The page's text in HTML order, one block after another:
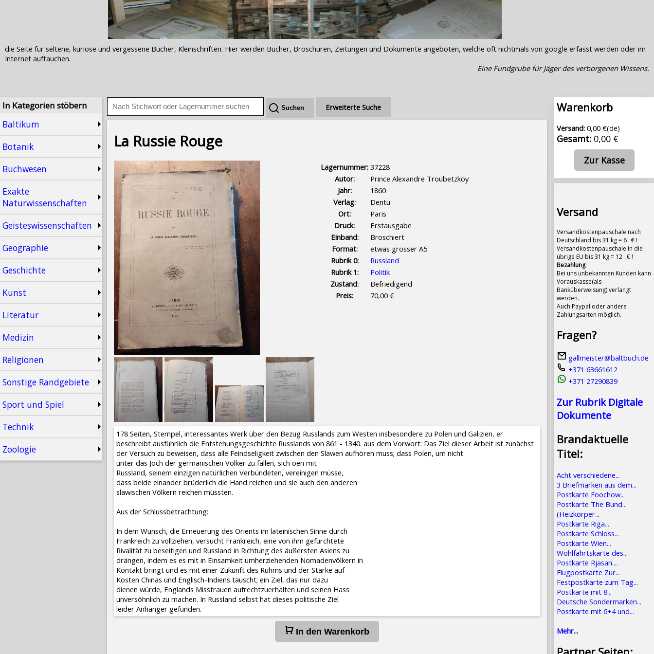
die Seite für seltene, kuriose und vergessene Bücher, Kleinschriften. Hier werden Bücher, Broschüren, Zeitungen und Dokumente angeboten, welche oft nichtmals von google erfasst werden oder im
Internet auftauchen.
Eine Fundgrube für Jäger des verborgenen Wissens.
In Kategorien stöbern
Baltikum
Botanik
Buchwesen
Exakte
Naturwissenschaften
Geisteswissenschaften
Geographie
Geschichte
Kunst
Literatur
Medizin
Religionen
Sonstige Randgebiete
Sport und Spiel
Technik
Zoologie
Warenkorb
Versand: 0,00 €(de)
Gesamt: 0,00 €
Zur Kasse
Versand
Versandkostenpauschale nach
Deutschland bis 31 kg = 6 € !
Versandkostenpauschale in die
übrige EU bis 31 kg = 12 € !
Bezahlung:
Bei uns unbekannten Kunden kann
Vorauskasse(als
Banküberweisung) verlangt
werden.
Auch Paypal oder andere
Zahlungsarten möglich.
Fragen?
gallmeister@baltbuch.de
+371 63661612
+371 27290839
Zur Rubrik Digitale
Dokumente
Brandaktuelle
Titel:
Acht verschiedene...
3 Briefmarken aus dem...
Postkarte Foochow...
Postkarte The Bund...
(Heizkörper...
Postkarte Riga...
Postkarte Schloss...
Postkarte Wien...
Wohlfahrtskarte des...
Postkarte Rjasan....
Flugpostkarte Zur...
Festpostkarte zum Tag...
Postkarte mit 8...
Deutsche Sondermarken...
Postkarte mit 6+4 und...
Mehr...
Erweiterte Suche
La Russie Rouge
Lagernummer: 37228
Autor:
Prince Alexandre Troubetzkoy
Jahr:
1860
Verlag:
Dentu
Ort:
Paris
Druck:
Erstausgabe
Einband:
Broschiert
Format:
etwas grösser A5
Rubrik 0:
Russland
Rubrik 1:
Politik
Zustand:
Befriedigend
Preis:
70,00 €
178 Seiten, Stempel, interessantes Werk über den Bezug Russlands zum Westen insbesondere zu Polen und Galizien, er
beschreibt ausführlich die Entstehungsgeschichte Russlands von 861 - 1340. aus dem Vorwort: Das Ziel dieser Arbeit ist zunächst
der Versuch zu beweisen, dass alle Feindseligkeit zwischen den Slawen aufhören muss; dass Polen, um nicht
unter das Joch der germanischen Völker zu fallen, sich offen mit
Russland, seinem einzigen natürlichen Verbündeten, vereinigen müsse,
dass beide einander brüderlich die Hand reichen und sie auch den anderen
slawischen Völkern reichen müssten.
Aus der Schlussbetrachtung:
In dem Wunsch, die Erneuerung des Orients im lateinischen Sinne durch
Frankreich zu vollziehen, versucht Frankreich, eine von ihm gefürchtete
Rivalität zu beseitigen und Russland in Richtung des äußersten Asiens zu
drängen, indem es es mit in Einsamkeit umherziehenden Nomadenvölkern in
Kontakt bringt und es mit einer Zukunft des Ruhms und der Stärke auf
Kosten Chinas und Englisch-Indiens täuscht; ein Ziel, das nur dazu
dienen würde, Englands Misstrauen aufrechtzuerhalten und seinen Hass
unversöhnlich zu machen. In Russland selbst hat dieses politische Ziel
leider Anhänger gefunden.
In den Warenkorb